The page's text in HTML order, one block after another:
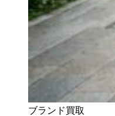
ブランド買取